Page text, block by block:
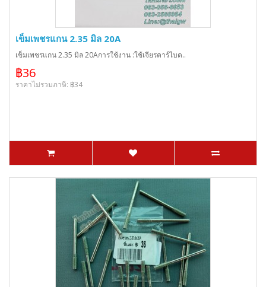
เข็มเพชรแกน 2.35 มิล 20A
เข็มเพชรแกน 2.35 มิล 20Aการใช้งาน :ใช้เจียรคาร์ไบด..
฿36
ราคาไม่รวมภาษี: ฿34